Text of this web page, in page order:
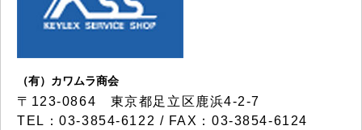
（有）カワムラ商会
〒123-0864 東京都足立区鹿浜4-2-7
TEL：03-3854-6122 / FAX：03-3854-6124